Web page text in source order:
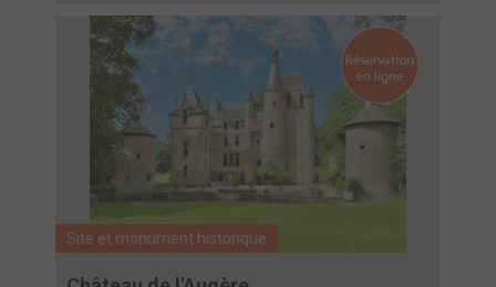
Site et monument historique